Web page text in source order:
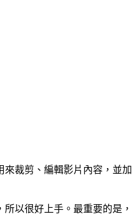
來裁剪、編輯影片內容，
以很好上手。最重要的